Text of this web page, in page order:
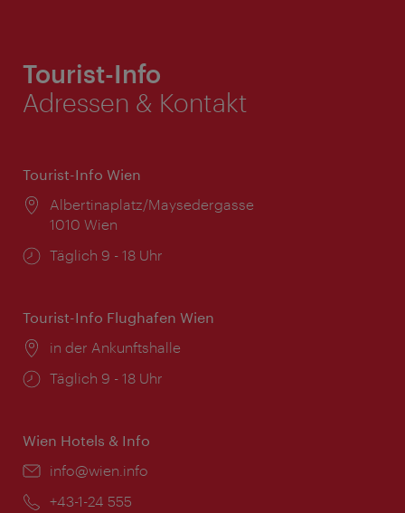
Tourist-Info
Adressen & Kontakt
Tourist-Info Wien
Ort:
Albertinaplatz/Maysedergasse
1010 Wien
Öffnungszeiten:
Täglich 9 - 18 Uhr
Tourist-Info Flughafen Wien
Ort:
in der Ankunftshalle
Öffnungszeiten:
Täglich 9 - 18 Uhr
Wien Hotels & Info
Email:
info@wien.info
Telefon:
+43-1-24 555